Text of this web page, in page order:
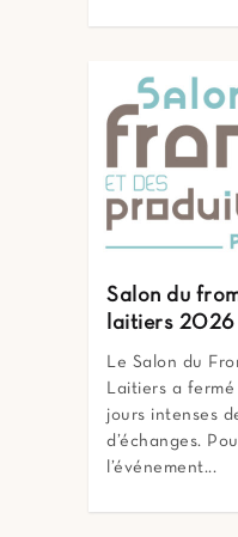
Salon du
laitiers 2026
Le Salon du
Laitiers a
jours intenses
d’échanges.
l’événement...